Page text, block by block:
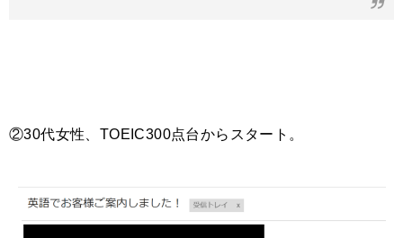
②30代女性、TOEIC300点台からスタート。